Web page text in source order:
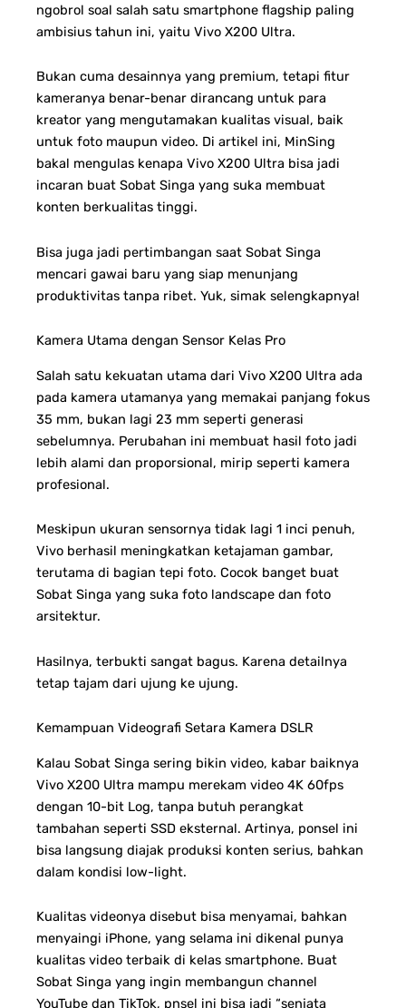
ngobrol soal salah satu smartphone flagship paling
ambisius tahun ini, yaitu Vivo X200 Ultra.
Bukan cuma desainnya yang premium, tetapi fitur
kameranya benar-benar dirancang untuk para
kreator yang mengutamakan kualitas visual, baik
untuk foto maupun video. Di artikel ini, MinSing
bakal mengulas kenapa Vivo X200 Ultra bisa jadi
incaran buat Sobat Singa yang suka membuat
konten berkualitas tinggi.
Bisa juga jadi pertimbangan saat Sobat Singa
mencari gawai baru yang siap menunjang
produktivitas tanpa ribet. Yuk, simak selengkapnya!
Kamera Utama dengan Sensor Kelas Pro
Salah satu kekuatan utama dari Vivo X200 Ultra ada
pada kamera utamanya yang memakai panjang fokus
35 mm, bukan lagi 23 mm seperti generasi
sebelumnya. Perubahan ini membuat hasil foto jadi
lebih alami dan proporsional, mirip seperti kamera
profesional.
Meskipun ukuran sensornya tidak lagi 1 inci penuh,
Vivo berhasil meningkatkan ketajaman gambar,
terutama di bagian tepi foto. Cocok banget buat
Sobat Singa yang suka foto landscape dan foto
arsitektur.
Hasilnya, terbukti sangat bagus. Karena detailnya
tetap tajam dari ujung ke ujung.
Kemampuan Videografi Setara Kamera DSLR
Kalau Sobat Singa sering bikin video, kabar baiknya
Vivo X200 Ultra mampu merekam video 4K 60fps
dengan 10-bit Log, tanpa butuh perangkat
tambahan seperti SSD eksternal. Artinya, ponsel ini
bisa langsung diajak produksi konten serius, bahkan
dalam kondisi low-light.
Kualitas videonya disebut bisa menyamai, bahkan
menyaingi iPhone, yang selama ini dikenal punya
kualitas video terbaik di kelas smartphone. Buat
Sobat Singa yang ingin membangun channel
YouTube dan TikTok, pnsel ini bisa jadi “senjata